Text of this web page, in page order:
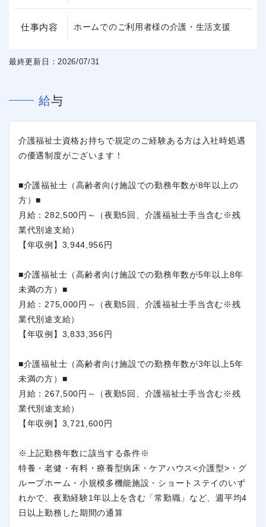
仕事内容 ホームでのご利用者様の介護・生活支援
最終更新日：2026/07/31
給与
介護福祉士資格お持ちで規定のご経験ある方は入社時処遇
の優遇制度がございます！
■介護福祉士（高齢者向け施設での勤務年数が8年以上の
方）■
月給：282,500円～（夜勤5回、介護福祉士手当含む※残
業代別途支給）
【年収例】3,944,956円
■介護福祉士（高齢者向け施設での勤務年数が5年以上8年
未満の方）■
月給：275,000円～（夜勤5回、介護福祉士手当含む※残
業代別途支給）
【年収例】3,833,356円
■介護福祉士（高齢者向け施設での勤務年数が3年以上5年
未満の方）■
月給：267,500円～（夜勤5回、介護福祉士手当含む※残
業代別途支給）
【年収例】3,721,600円
※上記勤務年数に該当する条件※
特養・老健・有料・療養型病床・ケアハウス<介護型>・グ
ループホーム・小規模多機能施設・ショートステイのいず
れかで、夜勤経験1年以上を含む「常勤職」など、週平均4
日以上勤務した期間の通算